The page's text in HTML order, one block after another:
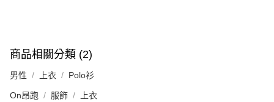
商品相關分類 (2)
男性 上衣 Polo衫
On昂跑 服飾 上衣